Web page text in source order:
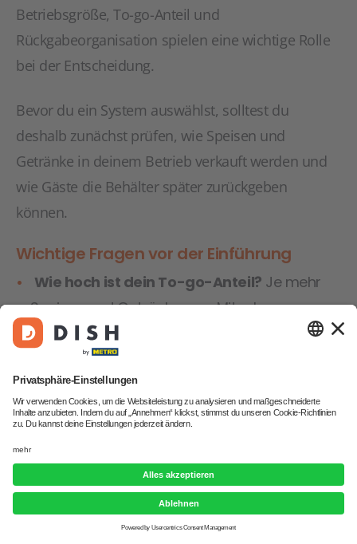
Betriebsgröße, To-go-Anteil und
Rückgabeorganisation spielen eine wichtige Rolle
bei der Entscheidung.
Bevor du ein System auswählst, solltest du
deshalb zunächst prüfen, wie Speisen und
Getränke in deinem Betrieb verkauft werden und
wie Gäste die Behälter später zurückgeben
können.
Wichtige Fragen vor der Einführung
Wie hoch ist dein To-go-Anteil? Je mehr
Speisen und Getränke zum Mitnehmen
verkauft werden, desto wichtiger ist ein gut
organisiertes Mehrwegsystem.
Wie funktioniert die Rückgabe?
Gäste die Behälter einfach zurückbringen
Rückgabestellen?
Wer übernimmt die Reinigung?
Systemen muss der Betrieb das Spülen der